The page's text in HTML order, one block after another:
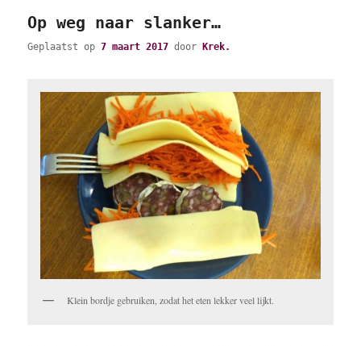
Op weg naar slanker…
Geplaatst op7 maart 2017 door Krek.
Klein bordje gebruiken, zodat het eten lekker veel lijkt.